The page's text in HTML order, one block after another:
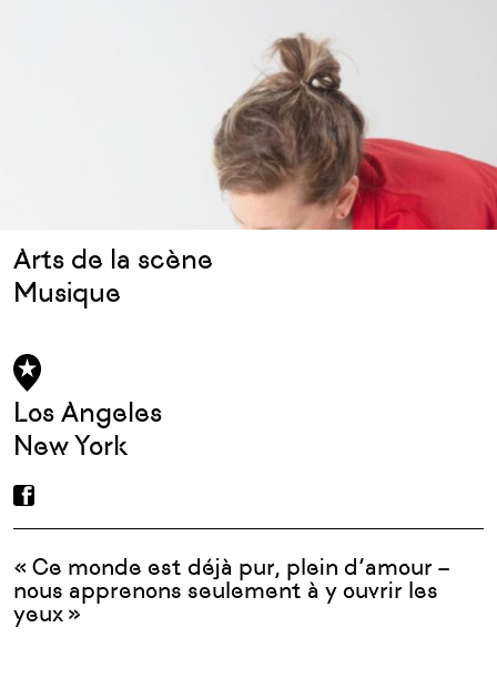
Arts de la scène
Musique
Los Angeles
New York
« Ce monde est déjà pur, plein d’amour –
nous apprenons seulement à y ouvrir les
yeux »